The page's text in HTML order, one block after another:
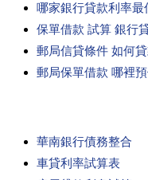
哪家銀行貸款利率
保單借款 試算 銀行
郵局信貸條件 如何
郵局保單借款 哪裡
華南銀行債務整合
車貸利率試算表